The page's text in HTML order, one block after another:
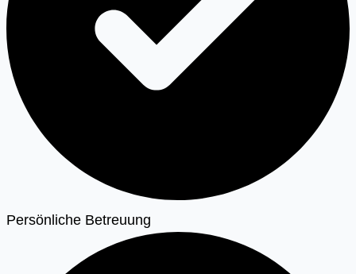
Persönliche Betreuung